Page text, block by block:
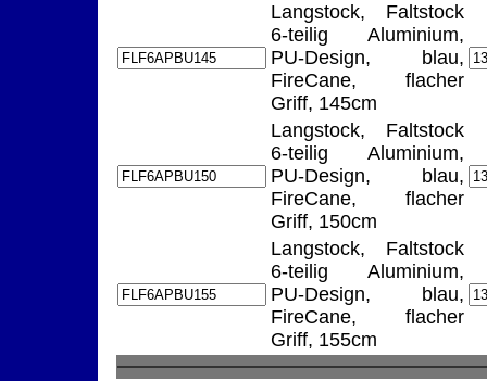
Langstock, Faltstock
6-teilig Aluminium,
PU-Design, blau,
FireCane, flacher
Griff, 145cm
Langstock, Faltstock
6-teilig Aluminium,
PU-Design, blau,
FireCane, flacher
Griff, 150cm
Langstock, Faltstock
6-teilig Aluminium,
PU-Design, blau,
FireCane, flacher
Griff, 155cm